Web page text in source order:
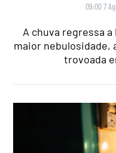
09:00 7
A chuva regressa
maior nebulosidade,
trovoada